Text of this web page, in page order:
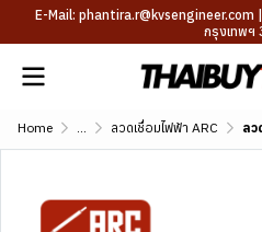
E-Mail: phantira.r@kvsengineer.com
กรุงเทพฯ
Home ... ลวดเชื่อมไฟฟ้า ARC ลวดเ